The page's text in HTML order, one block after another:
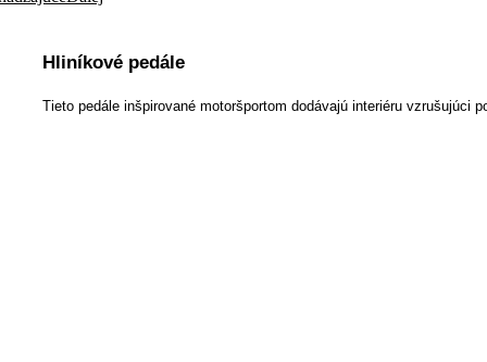
Hliníkové pedále
Tieto pedále inšpirované motoršportom dodávajú interiéru vzrušujúci